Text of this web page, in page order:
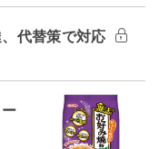
代替策で対応